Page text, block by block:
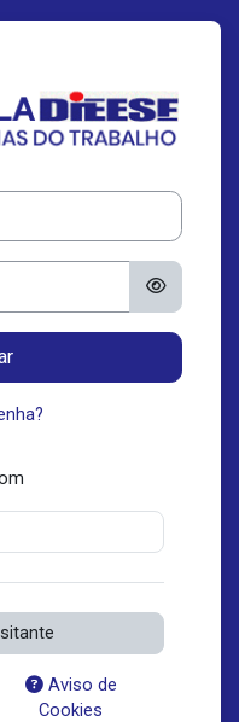
a
Aviso de
Cookies